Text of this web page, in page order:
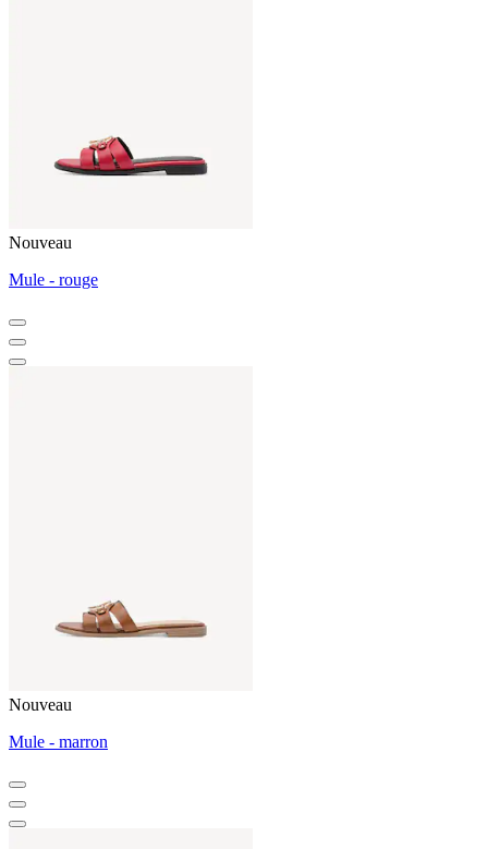
Nouveau
Mule - rouge
Nouveau
Mule - marron